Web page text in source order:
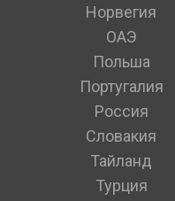
Норвегия
ОАЭ
Польша
Португалия
Россия
Словакия
Тайланд
Турция